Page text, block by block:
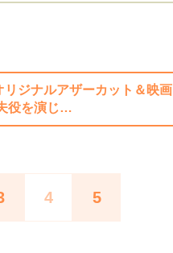
リジナルアザーカット＆映画
役を演じ…
4 5